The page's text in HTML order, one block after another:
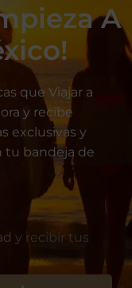
A
que Viajar a
y recibe
exclusivas y
tu bandeja de